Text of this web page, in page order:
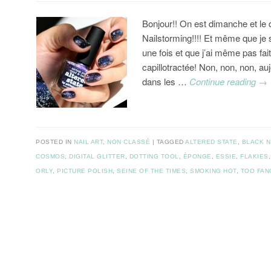
Bonjour!! On est dimanche et le
Nailstorming!!!! Et même que je
une fois et que j’ai même pas
capillotractée! Non, non, non,
dans les … Continue reading →
POSTED IN NAIL ART, NON CLASSÉ TAGGEDALTERED STATE BLACK
COSMOS DIGITAL GLITTER DOTTING TOOL ÉPONGE ESSIE FLAKIES
ORLY PICTURE POLISH ,SEINE OF THE TIMES ,SMOKING HOT, TOO